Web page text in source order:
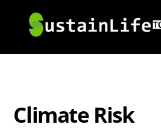
content
Climate Risk